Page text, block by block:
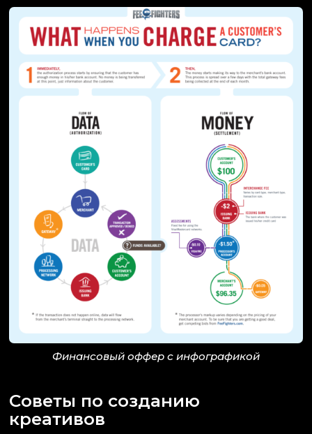
Финансовый оффер с инфографикой
Советы по созданию
креативов